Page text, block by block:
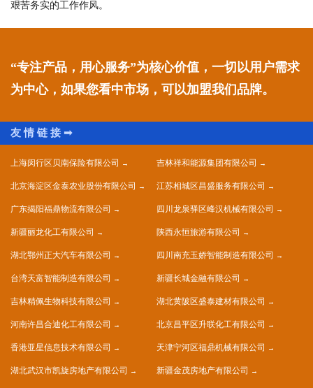
艰苦务实的工作作风。
“专注产品，用心服务”为核心价值，一切以用户需求
为中心，如果您看中市场，可以加盟我们品牌。
上海闵行区贝南保险有限公司 吉林祥和能源集团有限公司
北京海淀区金泰农业股份有限公司 江苏相城区昌盛服务有限公司
广东揭阳福鼎物流有限公司 四川龙泉驿区峰汉机械有限公司
新疆丽龙化工有限公司 陕西永恒旅游有限公司
湖北鄂州正大汽车有限公司 四川南充玉娇智能制造有限公司
台湾天富智能制造有限公司 新疆长城金融有限公司
吉林精佩生物科技有限公司 湖北黄陂区盛泰建材有限公司
河南许昌合迪化工有限公司 北京昌平区升联化工有限公司
香港亚星信息技术有限公司 天津宁河区福鼎机械有限公司
湖北武汉市凯旋房地产有限公司 新疆金茂房地产有限公司